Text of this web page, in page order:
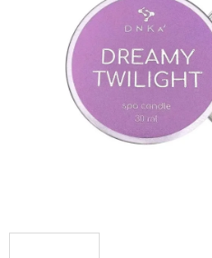
hviezdičiek.